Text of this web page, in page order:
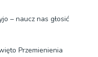
– naucz nas głosić
Przemienienia